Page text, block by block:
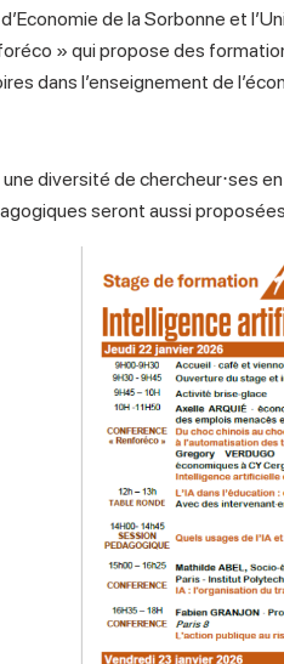
de la Sorbonne et
» qui propose des
dans l’enseignement de
diversité de chercheur⋅ses
seront aussi